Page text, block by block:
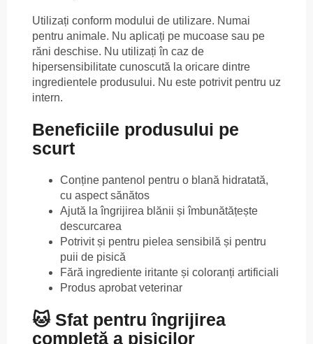
Utilizați conform modului de utilizare. Numai
pentru animale. Nu aplicați pe mucoase sau pe
răni deschise. Nu utilizați în caz de
hipersensibilitate cunoscută la oricare dintre
ingredientele produsului. Nu este potrivit pentru uz
intern.
Beneficiile produsului pe
scurt
Conține pantenol pentru o blană hidratată,
cu aspect sănătos
Ajută la îngrijirea blănii și îmbunătățește
descurcarea
Potrivit și pentru pielea sensibilă și pentru
puii de pisică
Fără ingrediente iritante și coloranți artificiali
Produs aprobat veterinar
🐱 Sfat pentru îngrijirea
completă a pisicilor